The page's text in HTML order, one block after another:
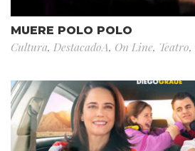
MUERE POLO POLO
Cultura, DestacadoA, On Line, Teatro,